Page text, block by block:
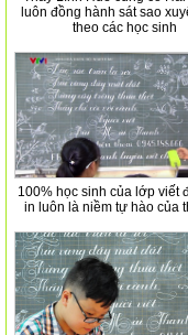
luôn đồng hành sát sao
theo các học sinh
100% học sinh của lớp viết
in luôn là niềm tự hào của